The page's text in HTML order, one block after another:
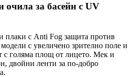
за басейн с UV
плаки с Anti Fog защита против
с увеличено зрително поле и
с голяма площ от лицето. Мек и
двойни ленти за по-добро